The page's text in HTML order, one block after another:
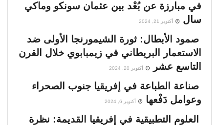
في مبارزة عن بُعْد بين عثمان سونكو وماكي
سال
أكتوبر 21, 2024
صمود الأبطال: ثورة الشيمورنجا الأولى ضد
الاستعمار البريطاني في زيمبابوي خلال القرن
التاسع عشر
أكتوبر 20, 2024
صناعة الطباعة في إفريقيا جنوب الصحراء
وعوامل دَفْعها
أكتوبر 6, 2024
العلوم التطبيقية في إفريقيا القديمة: نظرة